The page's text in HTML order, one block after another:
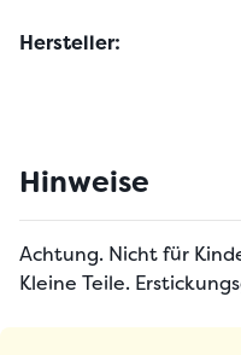
Hersteller:
Hinweise
Achtung. Nicht für
Kleine Teile.